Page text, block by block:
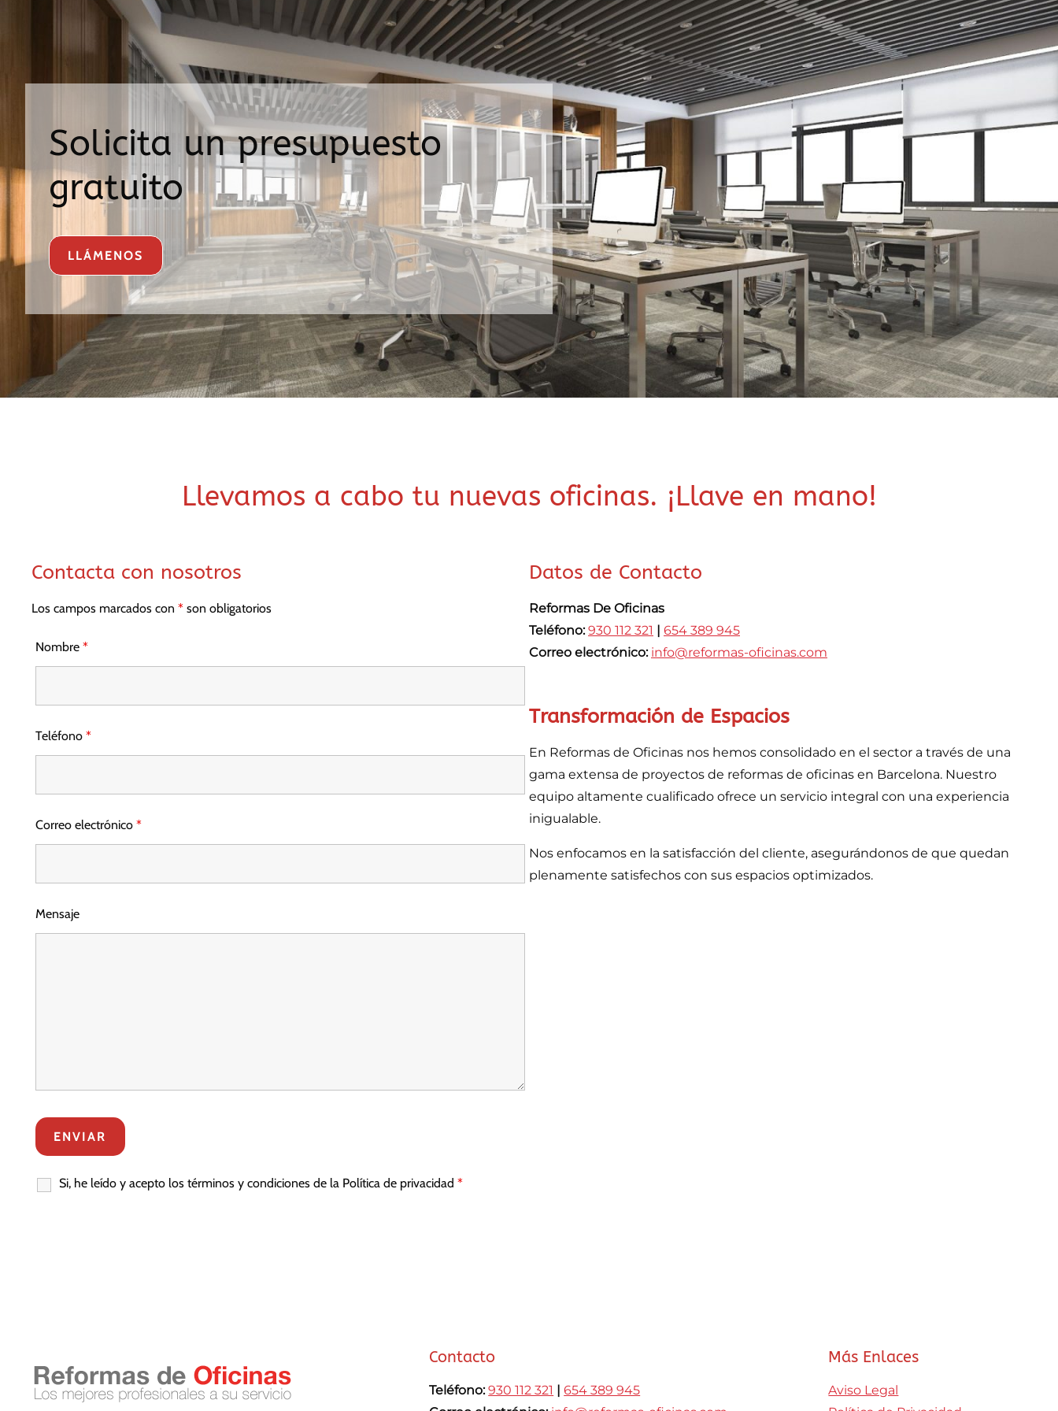
Solicita un presupuesto
gratuito
LLÁMENOS
Llevamos a cabo tu nuevas oficinas. ¡Llave en mano!
Contacta con nosotros
Los campos marcados con * son obligatorios
Nombre *
Teléfono *
Correo electrónico *
Mensaje
Si, he leído y acepto los términos y condiciones de la Política de privacidad *
Datos de Contacto
Reformas De Oficinas
Teléfono: 930 112 321 | 654 389 945
Correo electrónico: info@reformas-oficinas.com
Transformación de Espacios
En Reformas de Oficinas nos hemos consolidado en el sector a través de una
gama extensa de proyectos de reformas de oficinas en Barcelona. Nuestro
equipo altamente cualificado ofrece un servicio integral con una experiencia
inigualable.
Nos enfocamos en la satisfacción del cliente, asegurándonos de que quedan
plenamente satisfechos con sus espacios optimizados.
Contacto
Teléfono: 930 112 321
654 389 945
Más Enlaces
Aviso Legal